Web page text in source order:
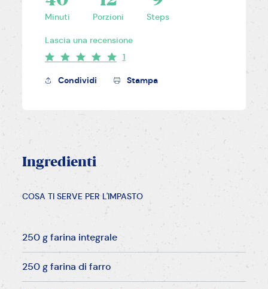
Minuti Porzioni Steps
Lascia una recensione
1
Condividi Stampa
Ingredienti
COSA TI SERVE PER L'IMPASTO
250 g farina integrale
250 g farina di farro